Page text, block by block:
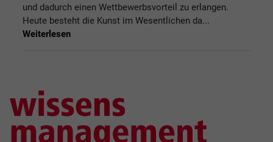
und dadurch einen Wettbewerbsvorteil zu erlangen.
Heute besteht die Kunst im Wesentlichen da...
Weiterlesen